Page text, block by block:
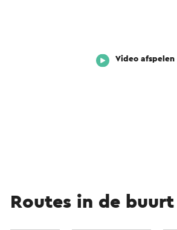
Video afspelen
Routes in de buurt